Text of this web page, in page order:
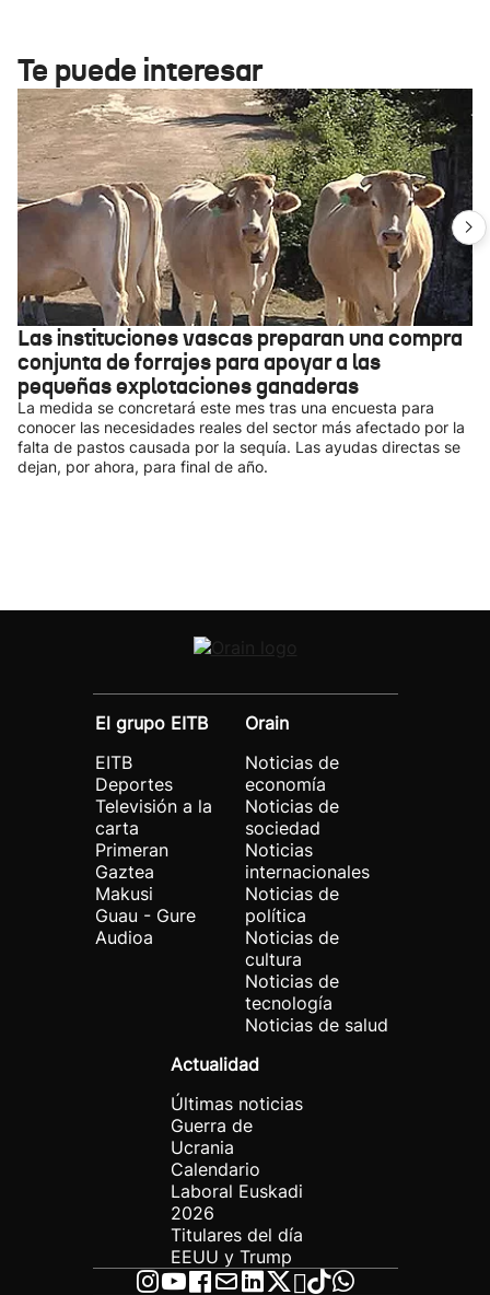
Te puede interesar
Las instituciones vascas preparan una compra
conjunta de forrajes para apoyar a las
pequeñas explotaciones ganaderas
La medida se concretará este mes tras una encuesta para
conocer las necesidades reales del sector más afectado por la
falta de pastos causada por la sequía. Las ayudas directas se
dejan, por ahora, para final de año.
El grupo EITB
EITB
Deportes
Televisión a la
carta
Primeran
Gaztea
Makusi
Guau - Gure
Audioa
Orain
Noticias de
economía
Noticias de
sociedad
Noticias
internacionales
Noticias de
política
Noticias de
cultura
Noticias de
tecnología
Noticias de salud
Actualidad
Últimas noticias
Guerra de
Ucrania
Calendario
Laboral Euskadi
2026
Titulares del día
EEUU y Trump